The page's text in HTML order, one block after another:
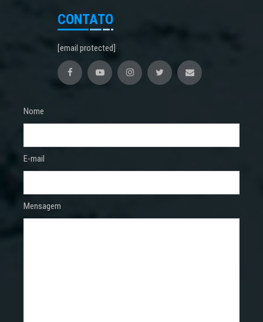
CONTATO
[email protected]
Nome
E-mail
Mensagem